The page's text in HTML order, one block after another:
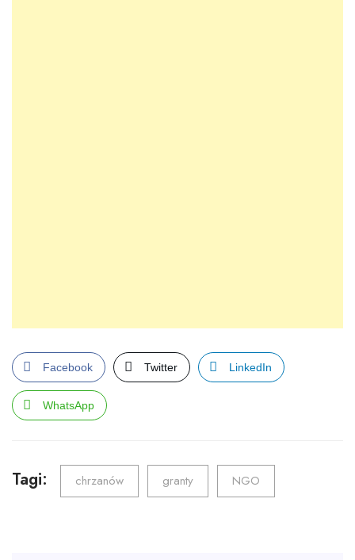
Facebook Twitter LinkedIn
WhatsApp
Tagi: chrzanów granty NGO